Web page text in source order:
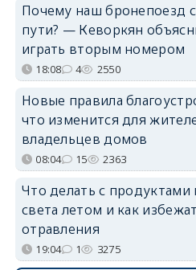
Почему наш бронепоезд
пути? — Кеворкян
играть вторым номером
18:08 4 2550
Новые правила
что изменится для
владельцев домов
08:04 15 2363
Что делать с
света летом и как
отравления
19:04 1 3275